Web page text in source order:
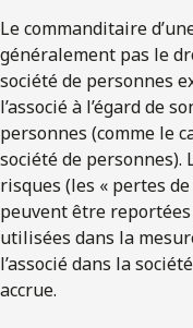
Le commanditaire
généralement pas le
société de personnes
l’associé à l’égard de
personnes (comme le
société de personnes).
risques (les « pertes
peuvent être
utilisées dans la
l’associé dans la
accrue.